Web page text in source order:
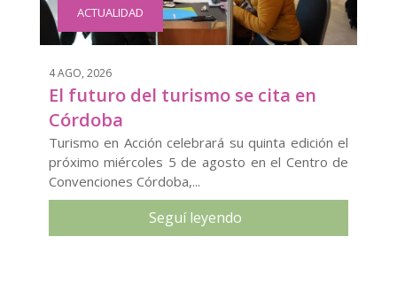
ACTUALIDAD
4 AGO, 2026
El futuro del turismo se cita en
Córdoba
Turismo en Acción celebrará su quinta edición el
próximo miércoles 5 de agosto en el Centro de
Convenciones Córdoba,...
Seguí leyendo